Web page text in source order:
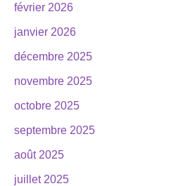
février 2026
janvier 2026
décembre 2025
novembre 2025
octobre 2025
septembre 2025
août 2025
juillet 2025